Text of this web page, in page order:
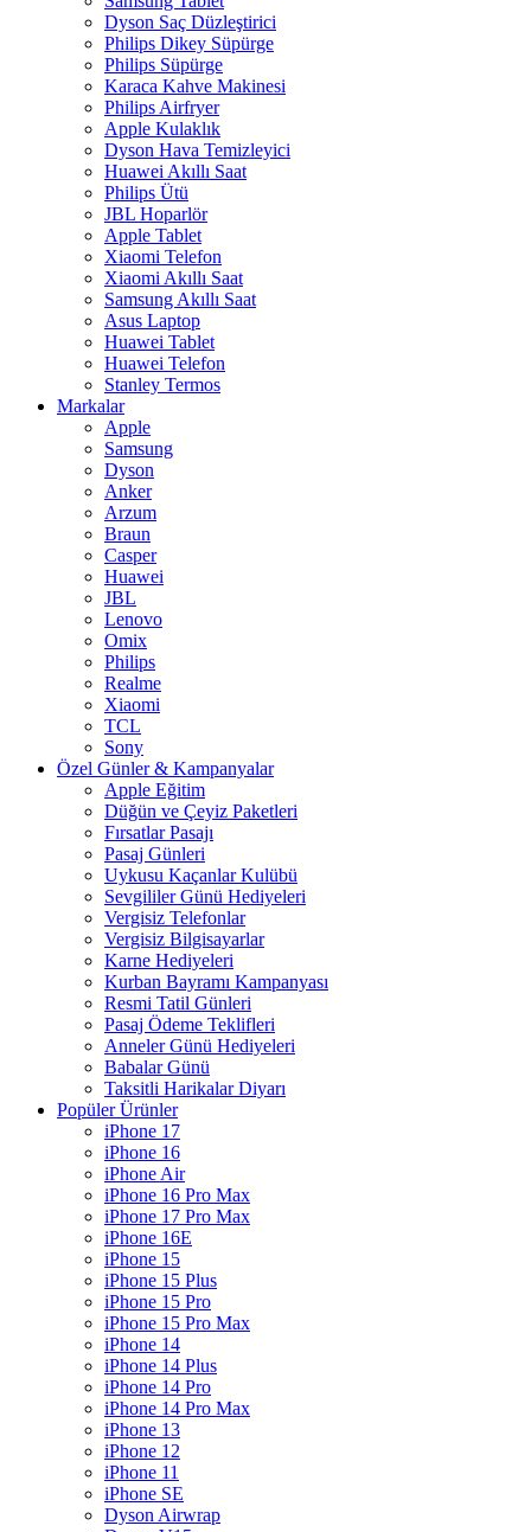
Dyson Saç Düzleştirici
Philips Dikey Süpürge
Philips Süpürge
Karaca Kahve Makinesi
Philips Airfryer
Apple Kulaklık
Dyson Hava Temizleyici
Huawei Akıllı Saat
Philips Ütü
JBL Hoparlör
Apple Tablet
Xiaomi Telefon
Xiaomi Akıllı Saat
Samsung Akıllı Saat
Asus Laptop
Huawei Tablet
Huawei Telefon
Stanley Termos
Markalar
Apple
Samsung
Dyson
Anker
Arzum
Braun
Casper
Huawei
JBL
Lenovo
Omix
Philips
Realme
Xiaomi
TCL
Sony
Özel Günler & Kampanyalar
Apple Eğitim
Düğün ve Çeyiz Paketleri
Fırsatlar Pasajı
Pasaj Günleri
Uykusu Kaçanlar Kulübü
Sevgililer Günü Hediyeleri
Vergisiz Telefonlar
Vergisiz Bilgisayarlar
Karne Hediyeleri
Kurban Bayramı Kampanyası
Resmi Tatil Günleri
Pasaj Ödeme Teklifleri
Anneler Günü Hediyeleri
Babalar Günü
Taksitli Harikalar Diyarı
Popüler Ürünler
iPhone 17
iPhone 16
iPhone Air
iPhone 16 Pro Max
iPhone 17 Pro Max
iPhone 16E
iPhone 15
iPhone 15 Plus
iPhone 15 Pro
iPhone 15 Pro Max
iPhone 14
iPhone 14 Plus
iPhone 14 Pro
iPhone 14 Pro Max
iPhone 13
iPhone 12
iPhone 11
iPhone SE
Dyson Airwrap